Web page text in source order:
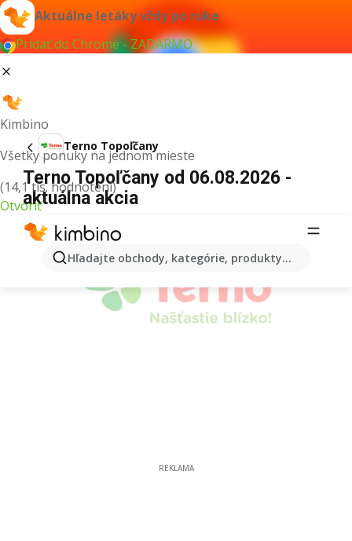
Aktuálne letáky vždy po ruke
Pridať do Chrome - ZADARMO
Kimbino
Všetky ponuky na jednom mieste
(14,1 tis. hodnotení)
Otvoriť
Hľadajte obchody, kategórie, produkty...
Terno Topoľčany
Terno Topoľčany od 06.08.2026 -
aktuálna akcia
REKLAMA